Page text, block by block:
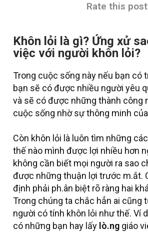
Rate this post
Khôn lỏi là gì? Ứng xử
việc với người khôn lỏi?
Trong cuộc sống này nếu bạn có
bạn sẽ có được nhiều người yêu
và sẽ có được những thành công
cuộc sống nhờ sự thông minh
Còn khôn lỏi là luôn tìm những
thế nào mình được lợi nhiều hơn
không cần biết mọi người ra sao
được những thuận lợi trước m.ắt.
định phải ph.ân biệt rõ ràng hai
Trong chúng ta chắc hẳn ai cũng
người có tính khôn lỏi như thế. Ví
có những bạn hay lấy lò.ng giáo